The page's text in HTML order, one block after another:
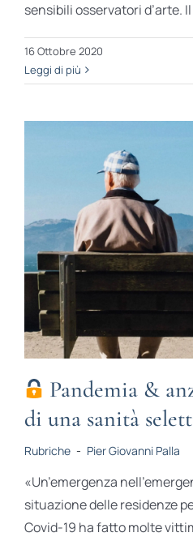
sensibili osservatori d’arte.
16 Ottobre 2020
Leggi di più
Pandemia &
di una sanità
Rubriche - Pier Giovanni Palla
«Un’emergenza
situazione delle residenze
Covid-19 ha fatto molte